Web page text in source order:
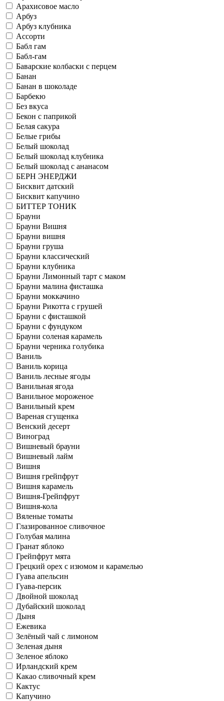
Арахисовое масло
Арбуз
Арбуз клубника
Ассорти
Бабл гам
Бабл-гам
Баварские колбаски с перцем
Банан
Банан в шоколаде
Барбекю
Без вкуса
Бекон с паприкой
Белая сакура
Белые грибы
Белый шоколад
Белый шоколад клубника
Белый шоколад с ананасом
БЕРН ЭНЕРДЖИ
Бисквит датский
Бисквит капучино
БИТТЕР ТОНИК
Брауни
Брауни Вишня
Брауни вишня
Брауни груша
Брауни классический
Брауни клубника
Брауни Лимонный тарт с маком
Брауни малина фисташка
Брауни моккачино
Брауни Рикотта с грушей
Брауни с фисташкой
Брауни с фундуком
Брауни соленая карамель
Брауни черника голубика
Ваниль
Ваниль корица
Ваниль лесные ягоды
Ванильная ягода
Ванильное мороженое
Ванильный крем
Вареная сгущенка
Венский десерт
Виноград
Вишневый брауни
Вишневый лайм
Вишня
Вишня грейпфрут
Вишня карамель
Вишня-Грейпфрут
Вишня-кола
Вяленые томаты
Глазированное сливочное
Голубая малина
Гранат яблоко
Грейпфрут мята
Грецкий орех с изюмом и карамелью
Гуава апельсин
Гуава-персик
Двойной шоколад
Дубайский шоколад
Дыня
Ежевика
Зелёный чай с лимоном
Зеленая дыня
Зеленое яблоко
Ирландский крем
Какао сливочный крем
Кактус
Капучино